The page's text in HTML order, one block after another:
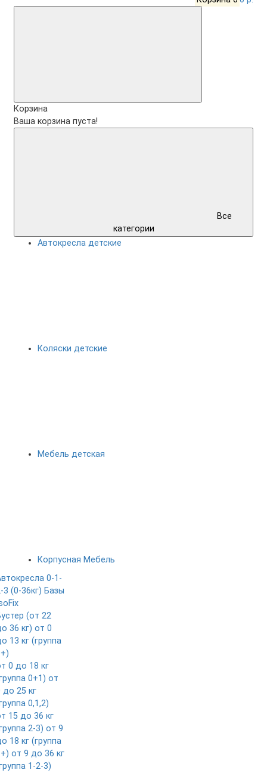
Корзина
Ваша корзина пуста!
Все
категории
Автокресла детские
Коляски детские
Мебель детская
Корпусная Мебель
0-1-
3 (0-36кг) Базы
(от 22
36 кг) от 0
13 кг (группа
0 до 18 кг
0+1) от
до 25 кг
0,1,2)
15 до 36 кг
2-3) от 9
18 кг (группа
от 9 до 36 кг
1-2-3)